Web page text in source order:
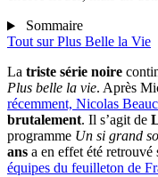
Sommaire
Tout surPlus Belle la Vie
La triste série noire
Plus belle la vie. Après
récemment, Nicolas
brutalement. Il s’agit de
programme Un si grand
ans a en effet été retrouvé
équipes du feuilleton de